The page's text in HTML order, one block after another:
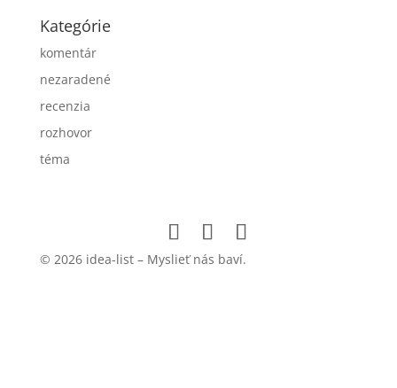
Kategórie
komentár
nezaradené
recenzia
rozhovor
téma
© 2026 idea-list – Myslieť nás baví.